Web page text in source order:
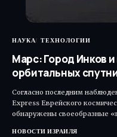
НАУКА ТЕХНОЛОГИИ
Марс: Город Инков и
орбитальных
Согласно последним
Express Еврейского
обнаружены своеобразные
НОВОСТИ ИЗРАИЛЯ